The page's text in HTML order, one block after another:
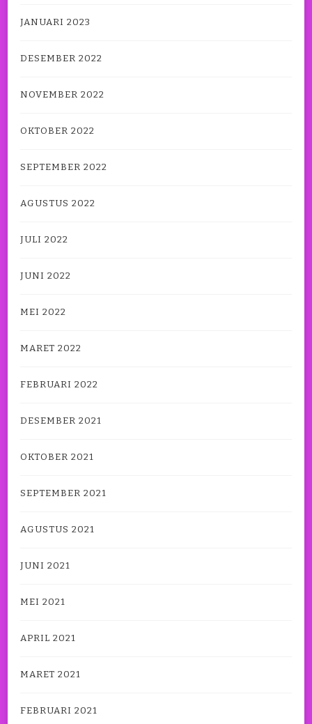
JANUARI 2023
DESEMBER 2022
NOVEMBER 2022
OKTOBER 2022
SEPTEMBER 2022
AGUSTUS 2022
JULI 2022
JUNI 2022
MEI 2022
MARET 2022
FEBRUARI 2022
DESEMBER 2021
OKTOBER 2021
SEPTEMBER 2021
AGUSTUS 2021
JUNI 2021
MEI 2021
APRIL 2021
MARET 2021
FEBRUARI 2021